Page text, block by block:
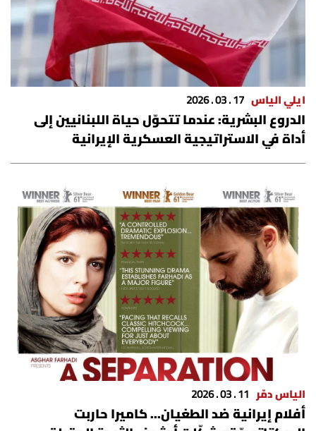
ايلي الياس 17 . 03 . 2026
الدروع البشرية: عندما تتحوّل حياة اللبنانيين إلى
أداة في الاستراتيجية العسكرية الإيرانية
الياس دمّر 11 . 03 . 2026
أفلام إيرانية ضد الطغيان... كاميرا حاربت